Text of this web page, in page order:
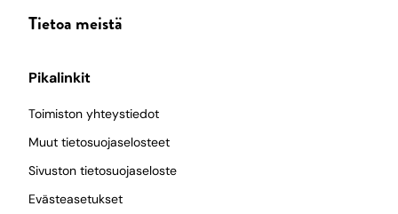
Tietoa meistä
Pikalinkit
Toimiston yhteystiedot
Muut tietosuojaselosteet
Sivuston tietosuojaseloste
Evästeasetukset